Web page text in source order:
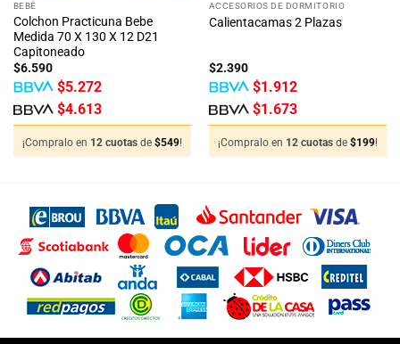
BEBÉ
Colchon Practicuna Bebe
Medida 70 X 130 X 12 D21
Capitoneado
$6.590
$5.272
$4.613
¡Compralo en 12 cuotas de $549!
ACCESORIOS DE DORMITORIO
Calientacamas 2 Plazas
$2.390
$1.912
$1.673
¡Compralo en 12 cuotas de $199!